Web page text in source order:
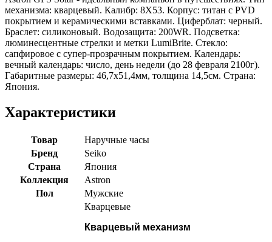
механизма: кварцевый. Калибр: 8X53. Корпус: титан с PVD
покрытием и керамическими вставками. Циферблат: черный.
Браслет: силиконовый. Водозащита: 200WR. Подсветка:
люминесцентные стрелки и метки LumiBrite. Стекло:
сапфировое с супер-прозрачным покрытием. Календарь:
вечный календарь: число, день недели (до 28 февраля 2100г).
Габаритные размеры: 46,7x51,4мм, толщина 14,5см. Страна:
Япония.
Характеристики
Товар
Наручные часы
Бренд
Seiko
Страна
Япония
Коллекция
Astron
Пол
Мужские
Кварцевые
Кварцевый механизм